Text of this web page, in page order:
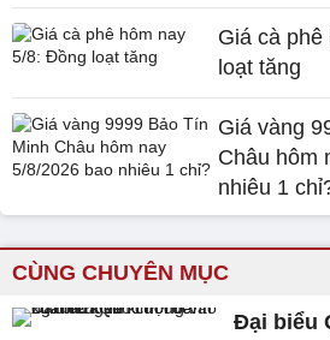
Giá cà
loạt tăng
Giá vàng
Châu hôm
nhiêu 1
CÙNG CHUYÊN MỤC
Đại biểu